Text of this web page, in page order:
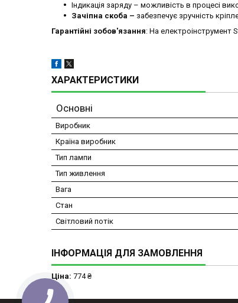
Індикація заряду – можливість в процесі
Зачіпна скоба – забезпечує зручність
Гарантійні зобов'язання: На електроінструмент
ХАРАКТЕРИСТИКИ
Основні
Виробник
Країна виробник
Тип лампи
Тип живлення
Вага
Стан
Світловий потік
ІНФОРМАЦІЯ ДЛЯ ЗАМОВЛЕННЯ
Ціна: 774 ₴